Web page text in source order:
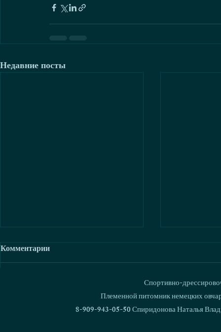
Недавние посты
Комментарии
Спортивно-
Племенной питомник немецких
8-909-943-05-50 Спиридонова Наталья